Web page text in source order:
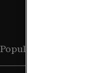
Populära sidor